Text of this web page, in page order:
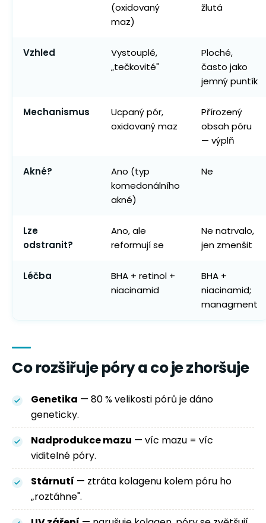
(oxidovaný
maz)
žlutá
Vzhled
Vystouplé,
„tečkovité"
Ploché,
často jako
jemný puntík
Mechanismus
Ucpaný pór,
oxidovaný maz
Přírozený
obsah póru
— výplň
Akné?
Ano (typ
komedonálního
akné)
Ne
Lze
odstranit?
Ano, ale
reformují se
Ne natrvalo,
jen zmenšit
Léčba
BHA + retinol +
niacinamid
BHA +
niacinamid;
managment
Co rozšiřuje póry a co je zhoršuje
Genetika — 80 % velikosti pórů je dáno
geneticky.
Nadprodukce mazu — víc mazu = víc
viditelné póry.
Stárnutí — ztráta kolagenu kolem póru ho
„roztáhne".